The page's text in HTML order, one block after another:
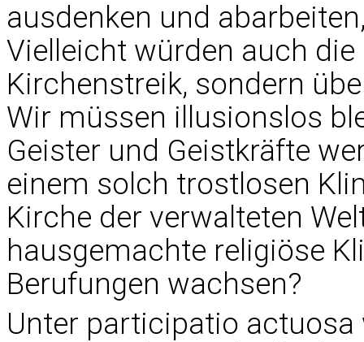
ausdenken und
Vielleicht würden auch
Kirchenstreik, sondern
Wir müssen illusionslos
Geister und Geistkräfte
einem solch trostlosen
Kirche der verwalteten
hausgemachte religiöse
Berufungen wachsen?
Unter participatio